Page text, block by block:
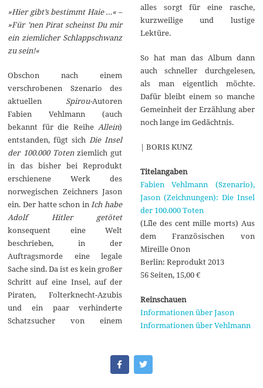
»Hier gibt’s bestimmt Haie …« –
»Für ’nen Pirat scheinst Du mir
ein ziemlicher Schlappschwanz
zu sein!«
Obschon nach einem
verschrobenen Szenario des
aktuellen Spirou-Autoren
Fabien Vehlmann (auch
bekannt für die Reihe Allein)
entstanden, fügt sich Die Insel
der 100.000 Totenziemlich gut
in das bisher bei Reprodukt
erschienene Werk des
norwegischen Zeichners Jason
ein. Der hatte schon in Ich habe
Adolf Hitler getötet
konsequent eine Welt
beschrieben, in der
Auftragsmorde eine legale
Sache sind. Da ist es kein großer
Schritt auf eine Insel, auf der
Piraten, Folterknecht-Azubis
und ein paar verhinderte
Schatzsucher von einem
alles sorgt für eine rasche,
kurzweilige und lustige
Lektüre.
So hat man das Album dann
auch schneller durchgelesen,
als man eigentlich möchte.
Dafür bleibt einem so manche
Gemeinheit der Erzählung aber
noch lange im Gedächtnis.
| BORIS KUNZ
Titelangaben
Fabien Vehlmann (Szenario),
Jason (Zeichnungen): Die Insel
der 100.000 Toten
(L`île des cent mille morts) Aus
dem Französischen von
Mireille Onon
Berlin: Reprodukt 2013
56 Seiten, 15,00 €
Reinschauen
Informationen über Jason
Informationen über Vehlmann